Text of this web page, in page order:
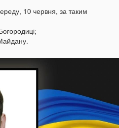
10 червня, за таким